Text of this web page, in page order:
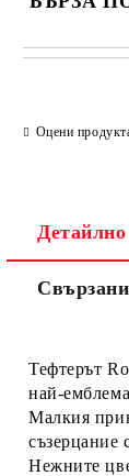
Оцени
Тефтерът
най-
Малкия
съзерцание
Нежните